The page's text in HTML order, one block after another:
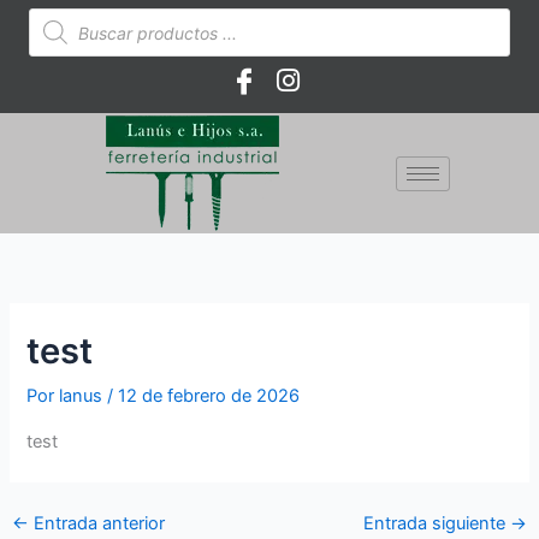
Búsqueda
de
productos
test
Por lanus/12 de febrero de 2026
test
← Entrada anterior Entrada siguiente →